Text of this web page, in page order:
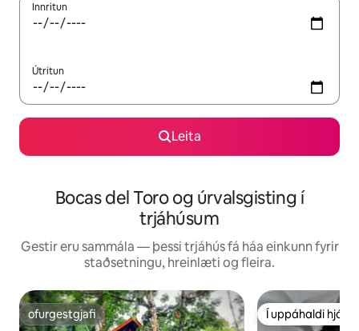
Innritun
Útritun
Leita
Bocas del Toro og úrvalsgisting í
trjáhúsum
Gestir eru sammála — þessi trjáhús fá háa einkunn fyrir
staðsetningu, hreinlæti og fleira.
ofurgestgjafi
ofurgestgjafi Í uppáhaldi hjá
Í uppáhaldi hjá